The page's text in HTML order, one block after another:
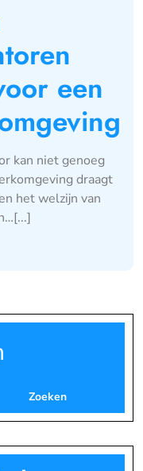
een
kan niet genoeg
draagt
het welzijn van
Zoeken